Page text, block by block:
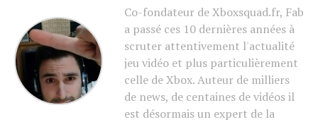
Co-fondateur de Xboxsquad.fr, Fab
a passé ces 10 dernières années à
scruter attentivement l'actualité
jeu vidéo et plus particulièrement
celle de Xbox. Auteur de milliers
de news, de centaines de vidéos il
est désormais un expert de la